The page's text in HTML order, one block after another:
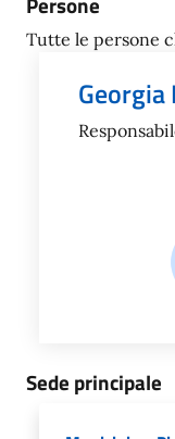
Tutte le persone
Sede principale